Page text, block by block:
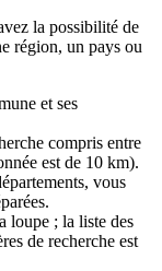
la possibilité de
région, un pays ou
et ses
compris entre
est de 10 km).
vous
loupe ; la liste des
de recherche est